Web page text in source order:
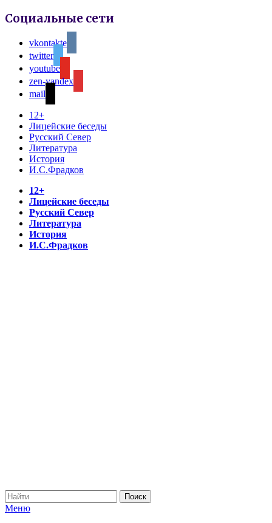
Социальные сети
vkontakte
twitter
youtube
zen-yandex
mail
12+
Лицейские беседы
Русский Север
Литература
История
И.С.Фрадков
12+
Лицейские беседы
Русский Север
Литература
История
И.С.Фрадков
Меню